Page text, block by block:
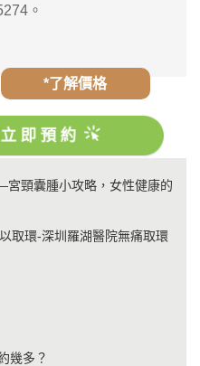
。
*了解價格
即預約
頸囊腫小攻略，女性健康的
取環-深圳羅湖醫院無痛取環
幾多？